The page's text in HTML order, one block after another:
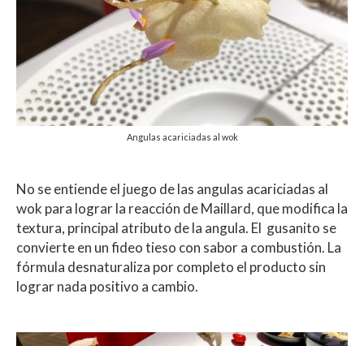
Angulas acariciadas al wok
No se entiende el juego de las angulas acariciadas al
wok para lograr la reacción de Maillard, que modifica la
textura, principal atributo de la angula. El gusanito se
convierte en un fideo tieso con sabor a combustión. La
fórmula desnaturaliza por completo el producto sin
lograr nada positivo a cambio.